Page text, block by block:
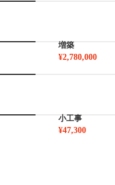
増築
¥2,780,000
小工事
¥47,300